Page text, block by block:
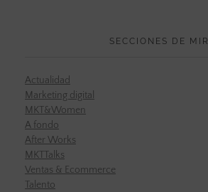
SECCIONES DE MIR
Actualidad
Marketing digital
MKT&Women
A fondo
After Works
MKTTalks
Ventas & Ecommerce
Talento